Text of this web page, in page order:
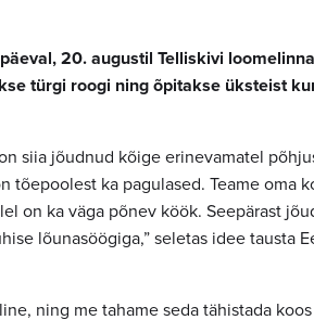
20. augustil Telliskivi
türgi roogi ning õpitakse üksteist
siia jõudnud kõige erinevamatel
tõepoolest ka pagulased. Teame oma
on ka väga põnev köök. Seepärast
lõunasöögiga,” seletas idee tausta
ning me tahame seda tähistada koos